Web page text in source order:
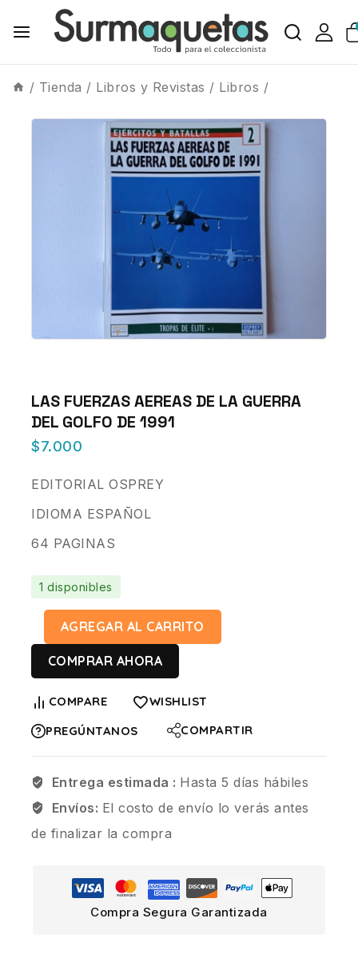
/ Tienda / Libros y Revistas / Libros /
LAS FUERZAS AEREAS DE LA GUERRA
DEL GOLFO DE 1991
$7.000
EDITORIAL OSPREY
IDIOMA ESPAÑOL
64 PAGINAS
1 disponibles
AGREGAR AL CARRITO
COMPRAR AHORA
COMPARE
WISHLIST
PREGÚNTANOS
COMPARTIR
Entrega estimada : Hasta 5 días hábiles
Envíos: El costo de envío lo verás antes
de finalizar la compra
Compra Segura Garantizada